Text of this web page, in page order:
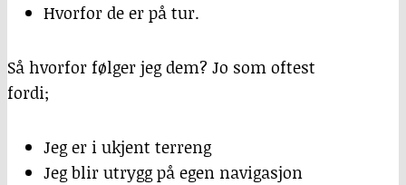
Hvorfor de er på tur.
Så hvorfor følger jeg dem? Jo som oftest
fordi;
Jeg er i ukjent terreng
Jeg blir utrygg på egen navigasjon